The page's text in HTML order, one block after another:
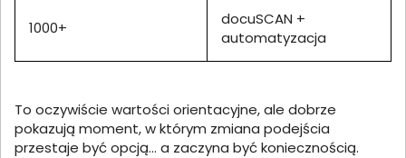
1000+
docuSCAN +
automatyzacja
To oczywiście wartości orientacyjne, ale dobrze
pokazują moment, w którym zmiana podejścia
przestaje być opcją… a zaczyna być koniecznością.